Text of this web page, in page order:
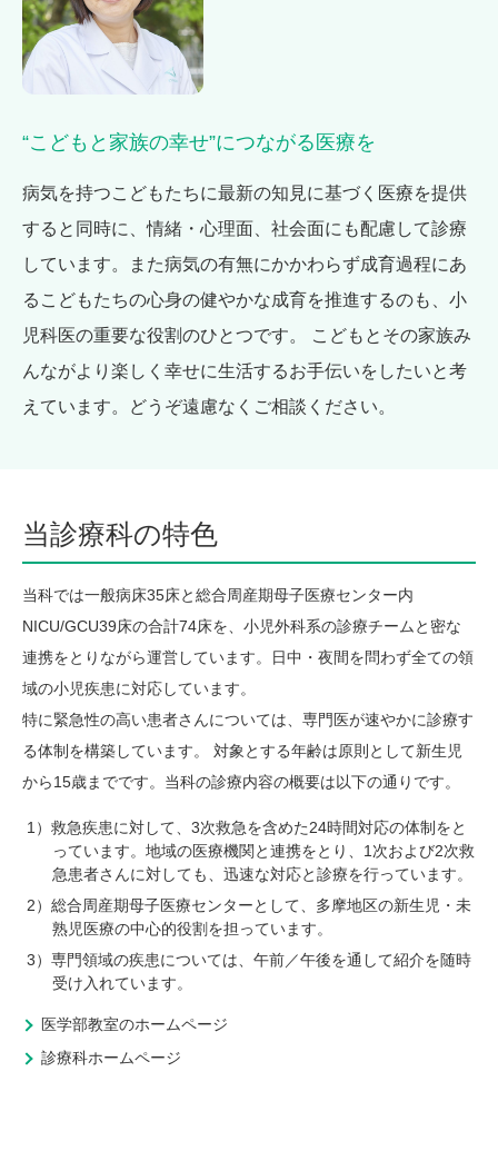
“こどもと家族の幸せ”につながる医療を
病気を持つこどもたちに最新の知見に基づく医療を提供
すると同時に、情緒・心理面、社会面にも配慮して診療
しています。また病気の有無にかかわらず成育過程にあ
るこどもたちの心身の健やかな成育を推進するのも、小
児科医の重要な役割のひとつです。 こどもとその家族み
んながより楽しく幸せに生活するお手伝いをしたいと考
えています。どうぞ遠慮なくご相談ください。
当診療科の特色
当科では一般病床35床と総合周産期母子医療センター内
NICU/GCU39床の合計74床を、小児外科系の診療チームと密な
連携をとりながら運営しています。日中・夜間を問わず全ての領
域の小児疾患に対応しています。
特に緊急性の高い患者さんについては、専門医が速やかに診療す
る体制を構築しています。 対象とする年齢は原則として新生児
から15歳までです。当科の診療内容の概要は以下の通りです。
救急疾患に対して、3次救急を含めた24時間対応の体制をと
っています。地域の医療機関と連携をとり、1次および2次救
急患者さんに対しても、迅速な対応と診療を行っています。
総合周産期母子医療センターとして、多摩地区の新生児・未
熟児医療の中心的役割を担っています。
専門領域の疾患については、午前／午後を通して紹介を随時
受け入れています。
医学部教室のホームページ
診療科ホームページ